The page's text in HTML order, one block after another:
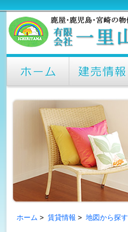
ホーム > 賃貸情報 > 地図から探す